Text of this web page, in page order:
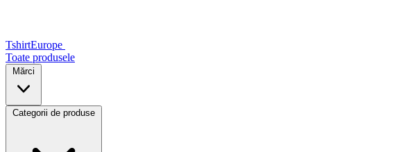
TshirtEurope
Toate produsele
Mărci
Categorii de produse